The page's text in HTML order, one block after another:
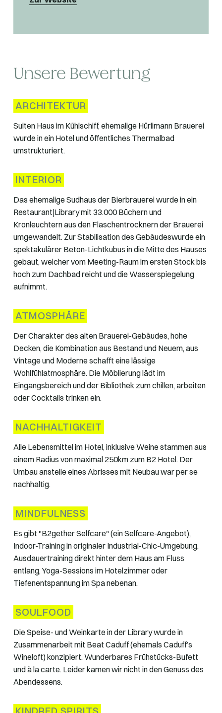
Unsere Bewertung
ARCHITEKTUR
Suiten Haus im Kühlschiff, ehemalige Hürlimann Brauerei
wurde in ein Hotel und öffentliches Thermalbad
umstrukturiert.
INTERIOR
Das ehemalige Sudhaus der Bierbrauerei wurde in ein
Restaurant|Library mit 33.000 Büchern und
Kronleuchtern aus den Flaschentrocknern der Brauerei
umgewandelt. Zur Stabilisation des Gebäudeswurde ein
spektakulärer Beton-Lichtkubus in die Mitte des Hauses
gebaut, welcher vom Meeting-Raum im ersten Stock bis
hoch zum Dachbad reicht und die Wasserspiegelung
aufnimmt.
ATMOSPHÄRE
Der Charakter des alten Brauerei-Gebäudes, hohe
Decken, die Kombination aus Bestand und Neuem, aus
Vintage und Moderne schafft eine lässige
Wohlfühlatmosphäre. Die Möblierung lädt im
Eingangsbereich und der Bibliothek zum chillen, arbeiten
oder Cocktails trinken ein.
NACHHALTIGKEIT
Alle Lebensmittel im Hotel, inklusive Weine stammen aus
einem Radius von maximal 250km zum B2 Hotel. Der
Umbau anstelle eines Abrisses mit Neubau war per se
nachhaltig.
MINDFULNESS
Es gibt "B2gether Selfcare" (ein Selfcare-Angebot),
Indoor-Training in originaler Industrial-Chic-Umgebung,
Ausdauertraining direkt hinter dem Haus am Fluss
entlang, Yoga-Sessions im Hotelzimmer oder
Tiefenentspannung im Spa nebenan.
SOULFOOD
Die Speise- und Weinkarte in der Library wurde in
Zusammenarbeit mit Beat Caduff (ehemals Caduff’s
Wineloft) konzipiert. Wunderbares Frühstücks-Bufett
und à la carte. Leider kamen wir nicht in den Genuss des
Abendessens.